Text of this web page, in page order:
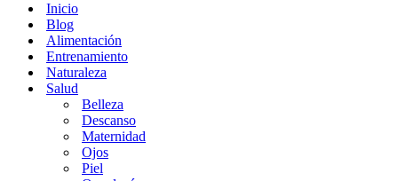
Inicio
Blog
Alimentación
Entrenamiento
Naturaleza
Salud
Belleza
Descanso
Maternidad
Ojos
Piel